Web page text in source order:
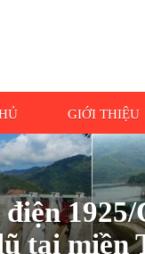
GIỚI THIỆU
điện
tại miền